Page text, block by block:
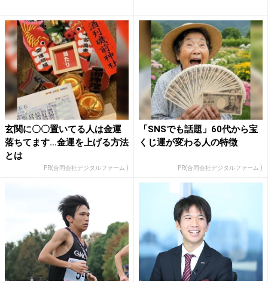
玄関に〇〇置いてる人は金運
落ちてます…金運を上げる方法
とは
PR(合同会社デジタルファーム )
「SNSでも話題」60代から宝
くじ運が変わる人の特徴
PR(合同会社デジタルファーム )